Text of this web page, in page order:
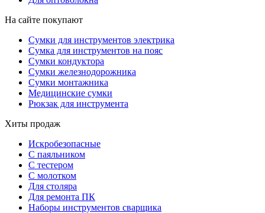
На сайте покупают
Сумки для инструментов электрика
Сумка для инструментов на пояс
Сумки кондуктора
Сумки железнодорожника
Сумки монтажника
Медицинские сумки
Рюкзак для инструмента
Хиты продаж
Искробезопасные
С паяльником
С тестером
С молотком
Для столяра
Для ремонта ПК
Наборы инструментов сварщика